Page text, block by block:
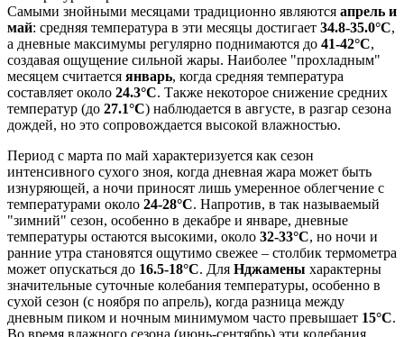
Самыми знойными месяцами традиционно являются апрель и
май: средняя температура в эти месяцы достигает 34.8-35.0°C,
а дневные максимумы регулярно поднимаются до 41-42°C,
создавая ощущение сильной жары. Наиболее "прохладным"
месяцем считается январь, когда средняя температура
составляет около 24.3°C. Также некоторое снижение средних
температур (до 27.1°C) наблюдается в августе, в разгар сезона
дождей, но это сопровождается высокой влажностью.
Период с марта по май характеризуется как сезон
интенсивного сухого зноя, когда дневная жара может быть
изнуряющей, а ночи приносят лишь умеренное облегчение с
температурами около 24-28°C. Напротив, в так называемый
"зимний" сезон, особенно в декабре и январе, дневные
температуры остаются высокими, около 32-33°C, но ночи и
ранние утра становятся ощутимо свежее – столбик термометра
может опускаться до 16.5-18°C. Для Нджамены характерны
значительные суточные колебания температуры, особенно в
сухой сезон (с ноября по апрель), когда разница между
дневным пиком и ночным минимумом часто превышает 15°C.
Во время влажного сезона (июнь-сентябрь) эти колебания